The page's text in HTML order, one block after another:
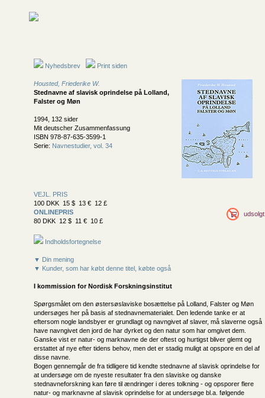
Nyhedsbrev Print siden
Housted, Friederike W.
Stednavne af slavisk oprindelse på Lolland,
Falster og Møn
1994, 132 sider
Mit deutscher Zusammenfassung
ISBN 978-87-635-3599-1
Serie: Navnestudier, vol. 34
VEJL. PRIS
100 DKK 15 $ 13 € 12 £
ONLINEPRIS
80 DKK 12 $ 11 € 10 £
udsolgt
Indholdsfortegnelse
▼ Din mening
▼ Kunder, som har købt denne titel, købte også
I kommission forNordisk Forskningsinstitut
Spørgsmålet om den østersøslaviske bosættelse på Lolland, Falster og Møn
undersøges her på basis af stednavnema­terialet. Den ledende tanke er at
eftersom nogle landsbyer er grundlagt og navngivet af slaver, må slaverne også
have navngivet den jord de har dyrket og den natur som har omgivet dem.
Ganske vist er natur- og marknavne de der of­test og hurtigst bliver glemt og
erstattet af nye efter tidens behov, men det er stadig muligt at opspore en del af
disse navne.
Bogen gennemgår de fra tidligere tid kendte stednavne af slavisk oprindelse for
at undersøge om de nyeste resultater fra den sla­viske og danske
stednavneforskning kan føre til ændringer i deres tolkning - og opsporer flere
natur- og marknavne af slavisk oprindelse for at undersøge bl.a. følgende